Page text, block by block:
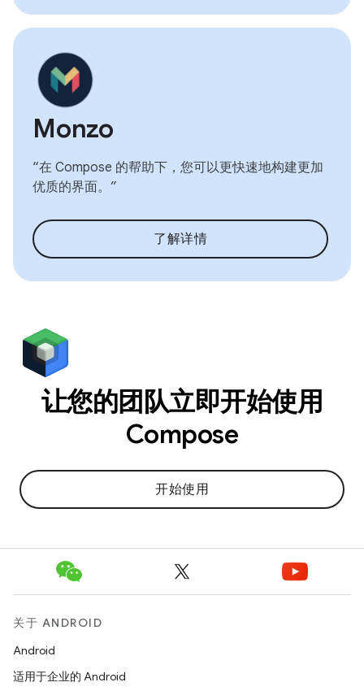
Monzo
“在 Compose 的帮助下，您可以更快速地构建更加
优质的界面。”
了解详情
让您的团队立即开始使用
Compose
开始使用
关于 ANDROID
Android
适用于企业的 Android